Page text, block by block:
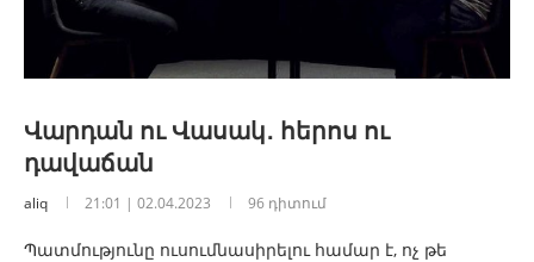
Վարդան ու Վասակ․ հերոս ու
դավաճան
aliq 21:01 | 02.04.2023 96 դիտում
Պատմությունը ուսումնասիրելու համար է, ոչ թե